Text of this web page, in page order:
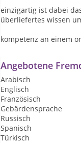
einzigartig ist dabei
überliefertes wissen
kompetenz an einem
Angebotene
Arabisch
Englisch
Französisch
Gebärdensprache
Russisch
Spanisch
Türkisch